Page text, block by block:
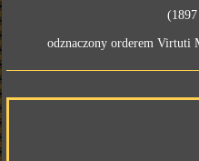
odznaczony orderem Virtuti